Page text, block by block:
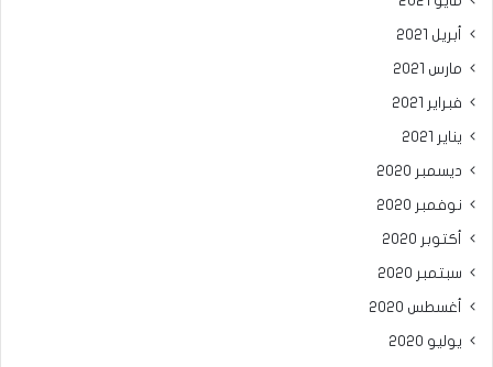
أبريل 2021
مارس 2021
فبراير 2021
يناير 2021
ديسمبر 2020
نوفمبر 2020
أكتوبر 2020
سبتمبر 2020
أغسطس 2020
يوليو 2020